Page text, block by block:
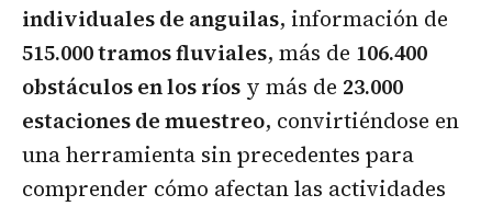
individuales de anguilas, información de
515.000 tramos fluviales, más de 106.400
obstáculos en los ríos y más de 23.000
estaciones de muestreo, convirtiéndose en
una herramienta sin precedentes para
comprender cómo afectan las actividades